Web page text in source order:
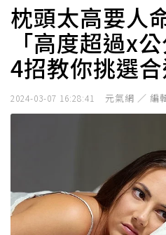
枕頭太高要人
「高度超過x
4招教你挑選
2024-03-07 16:28:41 元氣網 ／ 編